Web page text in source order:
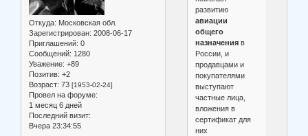
Откуда: Московская обл.
Зарегистрирован: 2008-06-17
Приглашений: 0
Сообщений: 1280
Уважение: +89
Позитив: +2
Возраст: 73 [1953-02-24]
Провел на форуме:
1 месяц 6 дней
Последний визит:
Вчера 23:34:55
развитию
авиации
общего
назначенияв
России, и
продавцами и
покупателями
выступают
частные лица,
вложения в
сертификат для
них